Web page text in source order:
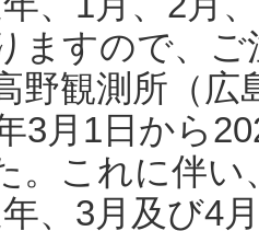
ますので、
野観測所（
3月1日から
。これに伴い
、3月及び4